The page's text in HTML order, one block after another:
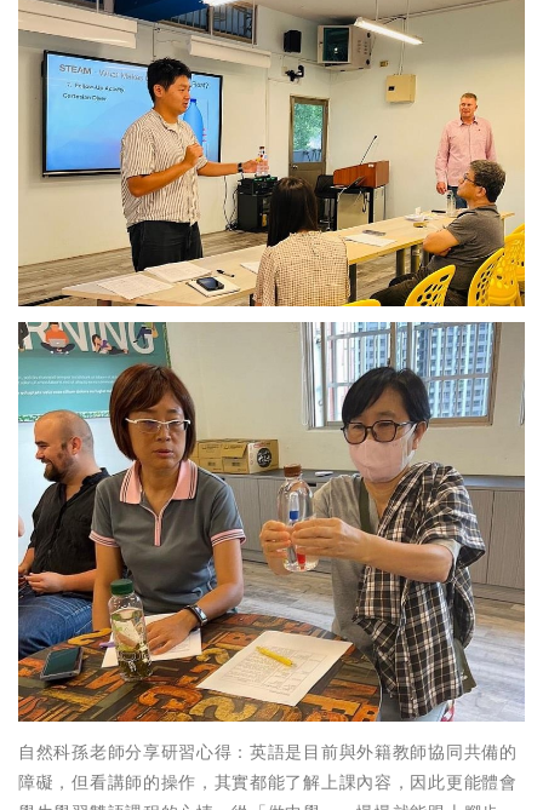
自然科孫老師分享研習心得：英語是目前與外籍教師協同共備的
障礙，但看講師的操作，其實都能了解上課內容，因此更能體會